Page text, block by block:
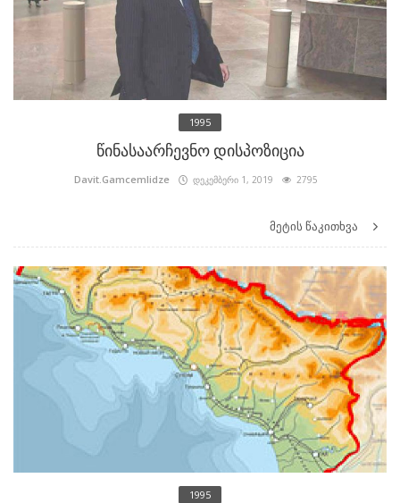
1995
წინასაარჩევნო დისპოზიცია
Davit.Gamcemlidze დეკემბერი 1, 2019 2795
მეტის წაკითხვა
1995